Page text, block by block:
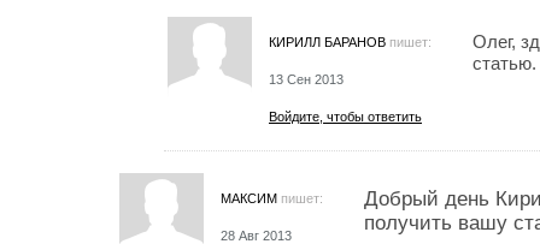
КИРИЛЛ БАРАНОВ пишет:
13 Сен 2013
Войдите, чтобы ответить
Олег,
статью.
МАКСИМ пишет:
28 Авг 2013
Добрый день
получить вашу